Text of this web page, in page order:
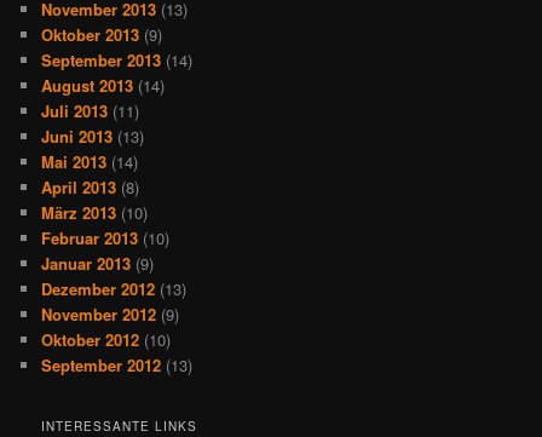
November 2013 (13)
Oktober 2013 (9)
September 2013 (14)
August 2013 (14)
Juli 2013 (11)
Juni 2013 (13)
Mai 2013 (14)
April 2013 (8)
März 2013 (10)
Februar 2013 (10)
Januar 2013 (9)
Dezember 2012 (13)
November 2012 (9)
Oktober 2012 (10)
September 2012 (13)
INTERESSANTE LINKS